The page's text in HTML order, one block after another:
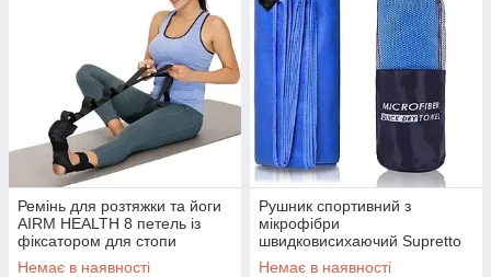
Ремінь для розтяжки та йоги
AIRM HEALTH 8 петель із
фіксатором для стопи
Чорний (7983)
Немає в наявності
Рушник спортивний з
мікрофібри
швидковисихаючий Supretto
(9050)
Немає в наявності